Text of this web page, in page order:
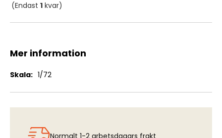
(Endast 1 kvar)
Mer information
Mer
1/72